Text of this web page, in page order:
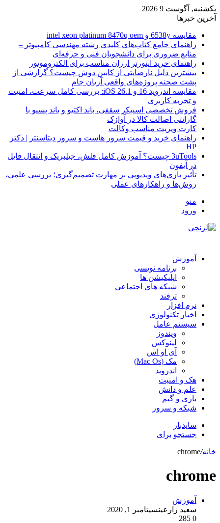
یکشنبه, آگوست 9 2026
آخرین خبرها
مقایسه 6538y و intel xeon platinum 8470q oem
راهنمای جامع کتاب‌های کلیدی رشته مهندسی کامپیوتر –
منابع ضروری برای دانشجویان فنی و حرفه‌ای
راهنمای خرید اینورتر ارزان مناسب برای الکتروموتور
بیشترین دلیل نارضایتی از کابین دوش چیست؟ گزارشی از
پشت صحنه پروژه‌های واقعی آریان جام
مقایسه اندروید 16 و iOS 26.1: بررسی کامل سرعت، امنیت
و تجربه کاربری
فروش تخصصی اسپیکر سقفی، باند اکتیو و باند پسیو با
گارانتی اصالت کالا در آوازک
کارت ویزیت مناسب وکالت
راهنمای خرید و قیمت سرور هاست و سرور دیتاسنتر | دکتر
HP
3uTools چیست؟ آموزش کامل فلش، جیلبریک و انتقال فایل
در آیفون
تأثیر بازی‌های ویدیویی بر مهارت تصمیم‌گیری؛ بررسی علمی،
روش‌ها و راهکارهای عملی
منو
ورود
آموزش
برنامه نویسی
اپلیکیشن ها
شبکه های اجتماعی
ترفند
نرم افزار
اخبار تکنولوژی
سیستم عامل
ویندوز
لینوکس
آی او اس
مک (Mac Os)
اندروید
هک و امنیت
علم و دانش
بازی و گیم
شبکه و سرور
سایدبار
جستجو برای
خانه/
chrome
chrome
آموزش
سعید زارعینسپتامبر 1, 2020
0